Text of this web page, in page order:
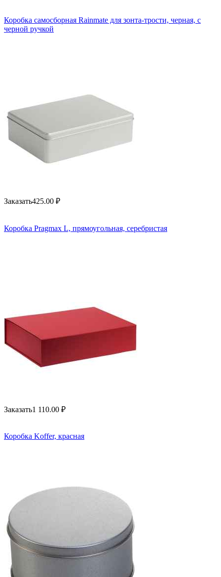
Коробка самосборная Rainmate для зонта-трости, черная, с
черной ручкой
Заказать425.00 ₽
Коробка Pragmax L, прямоугольная, серебристая
Заказать1 110.00 ₽
Коробка Koffer, красная